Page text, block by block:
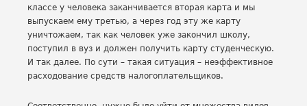
классе у человека заканчивается вторая карта и мы
выпускаем ему третью, а через год эту же карту
уничтожаем, так как человек уже закончил школу,
поступил в вуз и должен получить карту студенческую.
И так далее. По сути – такая ситуация – неэффективное
расходование средств налогоплательщиков.